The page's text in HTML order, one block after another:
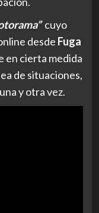
cuyo
desde Fuga
en cierta medida
de situaciones,
y otra vez.